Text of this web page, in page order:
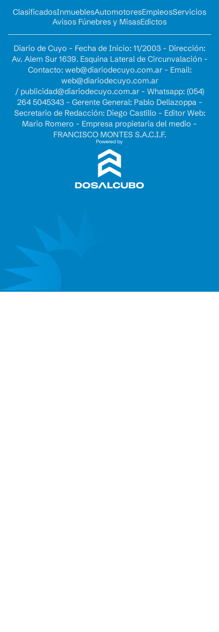
ClasificadosInmueblesAutomotoresEmpleosServicios
Avisos Fúnebres y MisasEdictos
Diario de Cuyo - Fecha de Inicio: 11/2003 - Dirección:
Av. Alem Sur 1639. Esquina Lateral de Circunvalación -
Contacto: web@diariodecuyo.com.ar- Email:
web@diariodecuyo.com.ar
/ publicidad@diariodecuyo.com.ar- Whatsapp: (054)
264 5045343 - Gerente General: Pablo Dellazoppa -
Secretario de Redacción: Diego Castillo - Editor Web:
Mario Romero - Empresa propietaria del medio -
FRANCISCO MONTES S.A.C.I.F.